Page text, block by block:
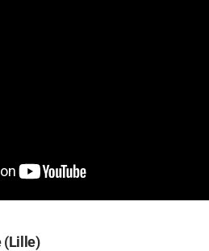
(Lille)